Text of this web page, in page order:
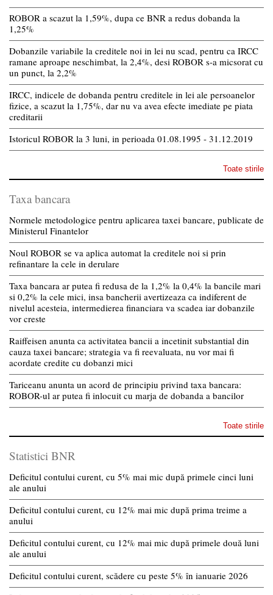
ROBOR a scazut la 1,59%, dupa ce BNR a redus dobanda la
1,25%
Dobanzile variabile la creditele noi in lei nu scad, pentru ca IRCC
ramane aproape neschimbat, la 2,4%, desi ROBOR s-a micsorat cu
un punct, la 2,2%
IRCC, indicele de dobanda pentru creditele in lei ale persoanelor
fizice, a scazut la 1,75%, dar nu va avea efecte imediate pe piata
creditarii
Istoricul ROBOR la 3 luni, in perioada 01.08.1995 - 31.12.2019
Toate stirile
Taxa bancara
Normele metodologice pentru aplicarea taxei bancare, publicate de
Ministerul Finantelor
Noul ROBOR se va aplica automat la creditele noi si prin
refinantare la cele in derulare
Taxa bancara ar putea fi redusa de la 1,2% la 0,4% la bancile mari
si 0,2% la cele mici, insa bancherii avertizeaza ca indiferent de
nivelul acesteia, intermedierea financiara va scadea iar dobanzile
vor creste
Raiffeisen anunta ca activitatea bancii a incetinit substantial din
cauza taxei bancare; strategia va fi reevaluata, nu vor mai fi
acordate credite cu dobanzi mici
Tariceanu anunta un acord de principiu privind taxa bancara:
ROBOR-ul ar putea fi inlocuit cu marja de dobanda a bancilor
Toate stirile
Statistici BNR
Deficitul contului curent, cu 5% mai mic după primele cinci luni
ale anului
Deficitul contului curent, cu 12% mai mic după prima treime a
anului
Deficitul contului curent, cu 12% mai mic după primele două luni
ale anului
Deficitul contului curent, scădere cu peste 5% în ianuarie 2026